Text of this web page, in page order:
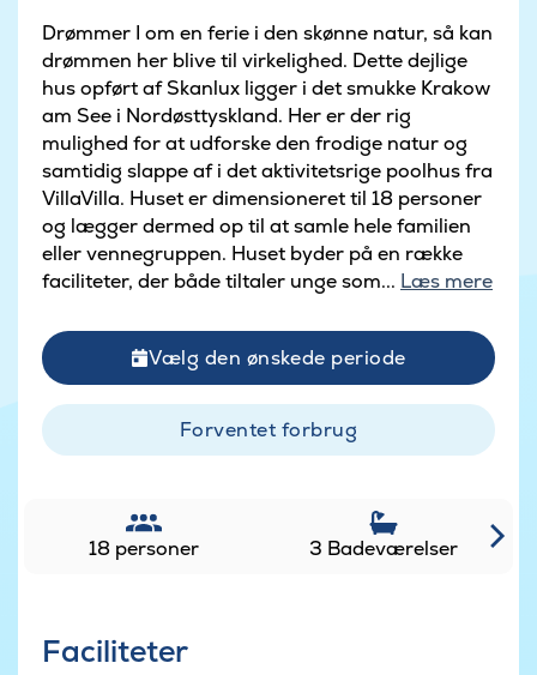
Drømmer I om en ferie i den skønne natur, så kan
drømmen her blive til virkelighed. Dette dejlige
hus opført af Skanlux ligger i det smukke Krakow
am See i Nordøsttyskland. Her er der rig
mulighed for at udforske den frodige natur og
samtidig slappe af i det aktivitetsrige poolhus fra
VillaVilla. Huset er dimensioneret til 18 personer
og lægger dermed op til at samle hele familien
eller vennegruppen. Huset byder på en række
faciliteter, der både tiltaler unge som... Læs mere
Vælg den ønskede periode
Forventet forbrug
18 personer 3 Badeværelser
Faciliteter